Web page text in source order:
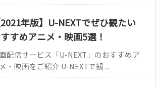
2021年版】U-NEXTでぜひ観たい
すめアニメ・映画5選！
配信サービス「U-NEXT」のおすすめア
・映画をご紹介 U-NEXTで観 ...